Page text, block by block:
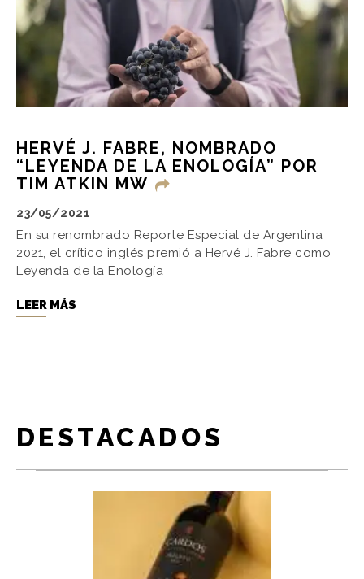
HERVÉ J. FABRE, NOMBRADO
“LEYENDA DE LA ENOLOGÍA” POR
TIM ATKIN MW
23/05/2021
En su renombrado Reporte Especial de Argentina
2021, el crítico inglés premió a Hervé J. Fabre como
Leyenda de la Enología
LEER MÁS
DESTACADOS